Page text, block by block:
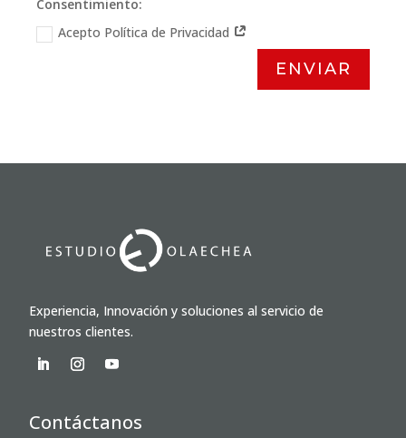
Consentimiento:
Acepto Política de Privacidad
ENVIAR
Experiencia, Innovación y soluciones al servicio de
nuestros clientes.
Contáctanos